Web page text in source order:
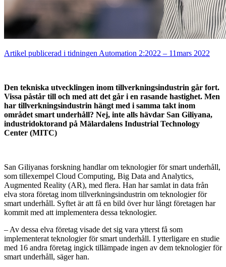
Artikel publicerad i tidningen Automation 2:2022 – 11mars 2022
Den tekniska utvecklingen inom tillverkningsindustrin går fort.
Vissa påstår till och med att det går i en rasande hastighet. Men
har tillverkningsindustrin hängt med i samma takt inom
området smart underhåll? Nej, inte alls hävdar San Giliyana,
industridoktorand på Mälardalens Industrial Technology
Center (MITC)
San Giliyanas forskning handlar om teknologier för smart underhåll,
som tillexempel Cloud Computing, Big Data and Analytics,
Augmented Reality (AR), med flera. Han har samlat in data från
elva stora företag inom tillverkningsindustrin om teknologier för
smart underhåll. Syftet är att få en bild över hur långt företagen har
kommit med att implementera dessa teknologier.
– Av dessa elva företag visade det sig vara ytterst få som
implementerat teknologier för smart underhåll. I ytterligare en studie
med 16 andra företag ingick tillämpade ingen av dem teknologier för
smart underhåll, säger han.